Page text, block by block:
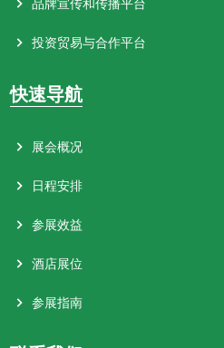
品牌宣传和传播平台
投资贸易与合作平台
快速导航
展会概况
日程安排
参展效益
酒店展位
参展指南